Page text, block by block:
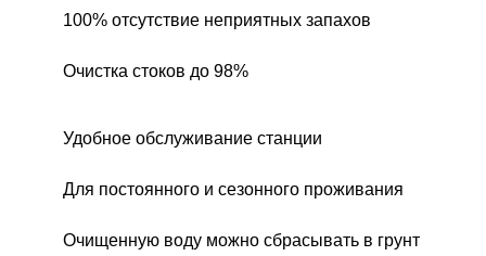
100% отсутствие неприятных запахов
Очистка стоков до 98%
Удобное обслуживание станции
Для постоянного и сезонного проживания
Очищенную воду можно сбрасывать в грунт